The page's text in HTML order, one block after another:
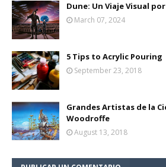
Dune: Un Viaje Visual
March 07, 2024
5 Tips to Acrylic Pouring
September 23, 2018
Grandes Artistas de la
Woodroffe
August 13, 2018